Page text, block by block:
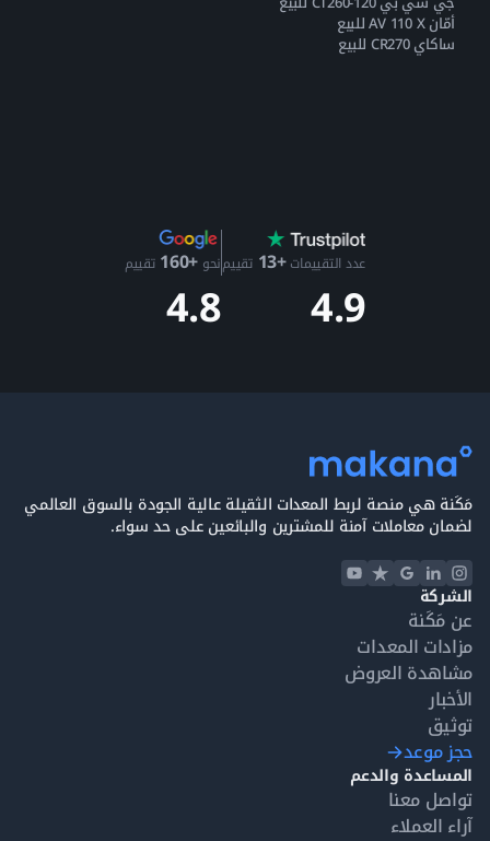
أمّان AV 110 X للبيع
ساكاي CR270 للبيع
عدد التقييمات+13 تقييم
4.9
نحو +160 تقييم
4.8
مَكَنة هي منصة لربط المعدات الثقيلة عالية الجودة بالسوق العالمي
لضمان معاملات آمنة للمشترين والبائعين على حد سواء.
الشركة
عن مَكَنة
مزادات المعدات
مشاهدة العروض
الأخبار
توثيق
حجز موعد
المساعدة والدعم
تواصل معنا
آراء العملاء